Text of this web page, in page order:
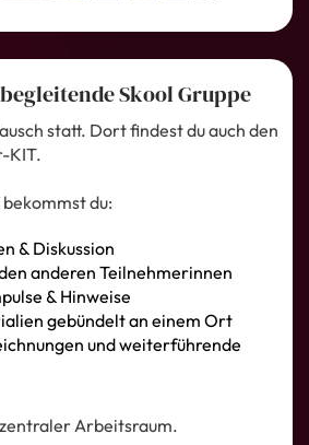
Skool Gruppe
statt. Dort findest du auch den
KIT.
du:
& Diskussion
anderen Teilnehmerinnen
& Hinweise
gebündelt an einem Ort
und weiterführende
Arbeitsraum.